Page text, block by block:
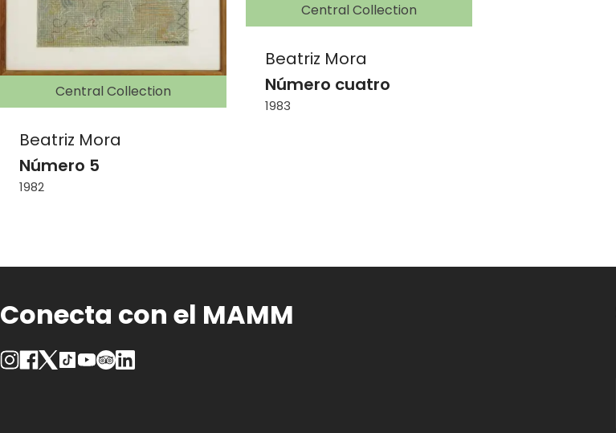
Central Collection
Beatriz Mora
Número 5
1982
Central Collection
Beatriz Mora
Número cuatro
1983
Conecta con el MAMM